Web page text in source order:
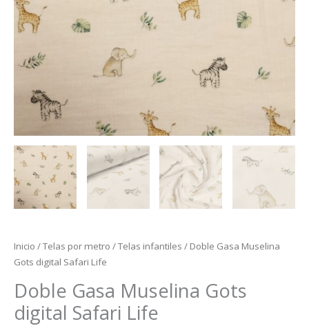
Inicio /Telas por metro /Telas infantiles / Doble Gasa Muselina
Gots digital Safari Life
Doble Gasa Muselina Gots
digital Safari Life